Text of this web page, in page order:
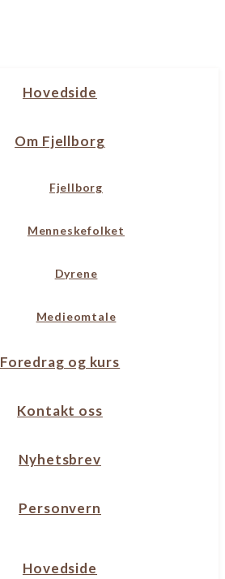
Hovedside
Om Fjellborg
Fjellborg
Menneskefolket
Dyrene
Medieomtale
Foredrag og kurs
Kontakt oss
Nyhetsbrev
Personvern
Hovedside